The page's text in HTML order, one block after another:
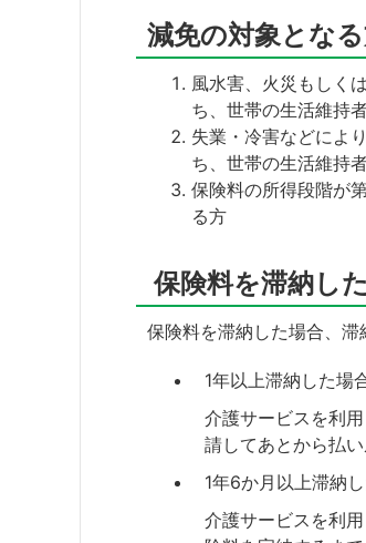
減免の対象とな
風水害、火災もしく
ち、世帯の生活維持
失業・冷害などによ
ち、世帯の生活維持
保険料の所得段階が
る方
保険料を滞納し
保険料を滞納した場合、滞
1年以上滞納した場
介護サービスを利
請してあとから払
1年6か月以上滞納
介護サービスを利